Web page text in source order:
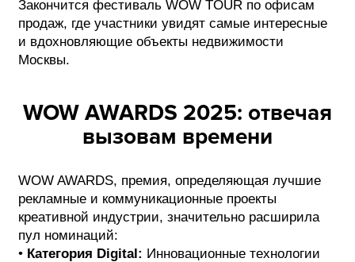
Закончится фестиваль WOW TOUR по офисам
продаж, где участники увидят самые интересные
и вдохновляющие объекты недвижимости
Москвы.
WOW AWARDS 2025: отвечая
вызовам времени
WOW AWARDS, премия, определяющая лучшие
рекламные и коммуникационные проекты
креативной индустрии, значительно расширила
пул номинаций:
• Категория Digital: Инновационные технологии